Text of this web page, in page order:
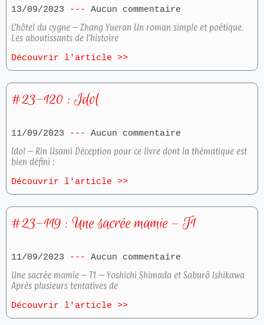
13/09/2023
Aucun commentaire
L’hôtel du cygne – Zhang Yueran Un roman simple et poétique.
Les aboutissants de l’histoire
Découvrir l'article >>
#23-120 : Idol
11/09/2023
Aucun commentaire
Idol – Rin Usami Déception pour ce livre dont la thématique est
bien défini :
Découvrir l'article >>
#23-119 : Une sacrée mamie – T1
11/09/2023
Aucun commentaire
Une sacrée mamie – T1 – Yoshichi Shimada et Saburô Ishikawa
Après plusieurs tentatives de
Découvrir l'article >>